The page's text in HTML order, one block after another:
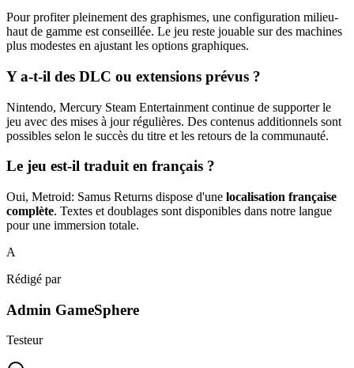
Pour profiter pleinement des graphismes, une configuration milieu-
haut de gamme est conseillée. Le jeu reste jouable sur des machines
plus modestes en ajustant les options graphiques.
Y a-t-il des DLC ou extensions prévus ?
Nintendo, Mercury Steam Entertainment continue de supporter le
jeu avec des mises à jour régulières. Des contenus additionnels sont
possibles selon le succès du titre et les retours de la communauté.
Le jeu est-il traduit en français ?
Oui, Metroid: Samus Returns dispose d'une localisation française
complète. Textes et doublages sont disponibles dans notre langue
pour une immersion totale.
A
Rédigé par
Admin GameSphere
Testeur